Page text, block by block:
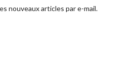
nouveaux articles par e-mail.